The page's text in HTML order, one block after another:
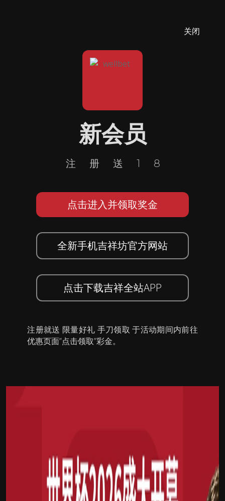
关闭
新会员
注册送18
点击进入并领取奖金
全新手机吉祥坊官方网站
点击下载吉祥全站APP
注册就送 限量好礼 手刀领取 于活动期间内前往
优惠页面”点击领取”彩金。